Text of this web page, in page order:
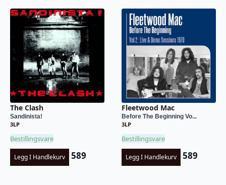
The Clash
Sandinista!
3LP
Bestillingsvare
Legg I Handlekurv 589
Fleetwood Mac
Before The Beginning Vo...
3LP
Bestillingsvare
Legg I Handlekurv 589